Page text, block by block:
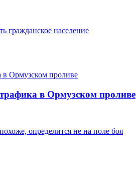
гражданское население
в Ормузском проливе
определится не на поле боя